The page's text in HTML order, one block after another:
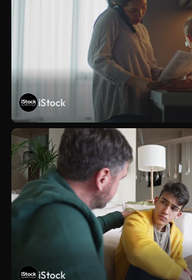
iStock
iStock